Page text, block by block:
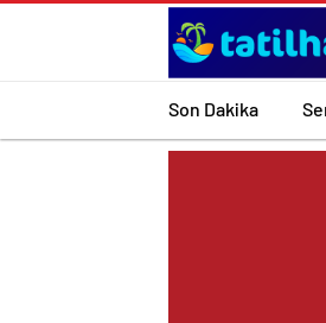
Son Dakika